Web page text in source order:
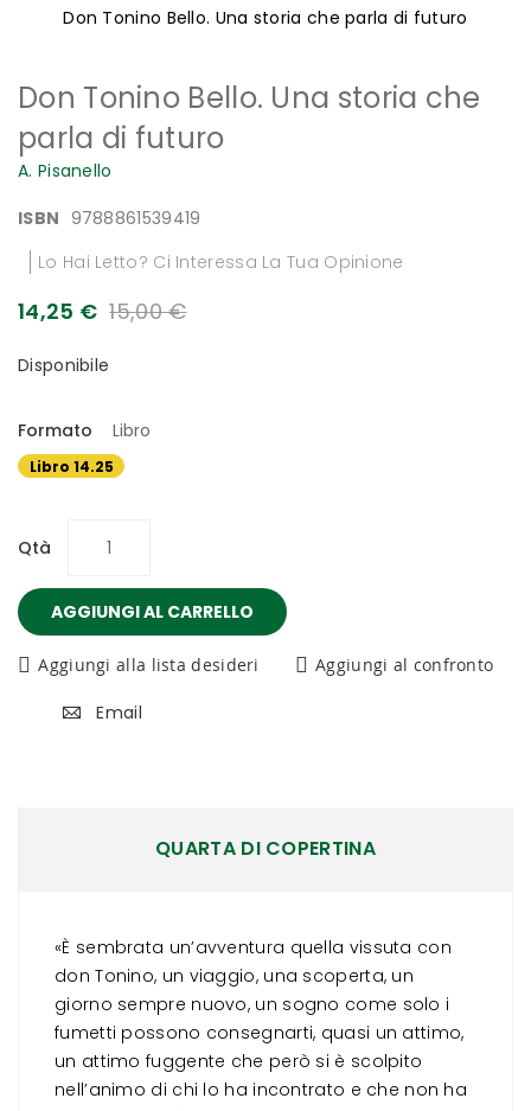
Don Tonino Bello. Una storia che
parla di futuro
A. Pisanello
ISBN 9788861539419
Lo Hai Letto? Ci Interessa La Tua Opinione
14,25 € 15,00 €
Disponibile
Formato Libro
Libro 14.25
Qtà
AGGIUNGI AL CARRELLO
Aggiungi alla lista desideri Aggiungi al confronto
Email
Don Tonino Bello. Una storia che parla di futuro
all'inizio
galleria
di
QUARTA DI COPERTINA
«È sembrata un’avventura quella vissuta con
don Tonino, un viaggio, una scoperta, un
giorno sempre nuovo, un sogno come solo i
fumetti possono consegnarti, quasi un attimo,
un attimo fuggente che però si è scolpito
nell’animo di chi lo ha incontrato e che non ha